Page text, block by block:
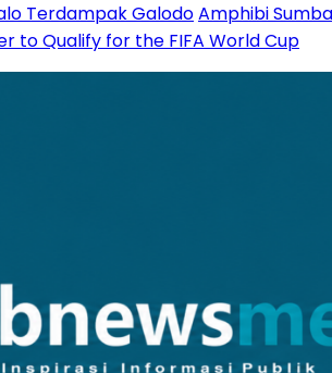
Terdampak GalodoAmphibi
to Qualify for the FIFA World Cup